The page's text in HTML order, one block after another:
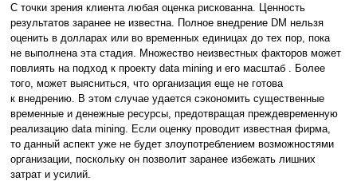
С точки зрения клиента любая оценка рискованна. Ценность
результатов заранее не известна. Полное внедрение DM нельзя
оценить в долларах или во временных единицах до тех пор, пока
не выполнена эта стадия. Множество неизвестных факторов может
повлиять на подход к проекту data mining и его масштаб . Более
того, может выясниться, что организация еще не готова
к внедрению. В этом случае удается сэкономить существенные
временные и денежные ресурсы, предотвращая преждевременную
реализацию data mining. Если оценку проводит известная фирма,
то данный аспект уже не будет злоупотреблением возможностями
организации, поскольку он позволит заранее избежать лишних
затрат и усилий.